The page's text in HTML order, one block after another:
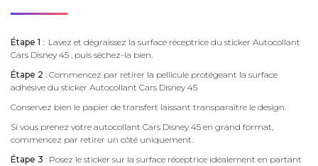
Étape 1 : Lavez et dégraissez la surface réceptrice du sticker Autocollant
Cars Disney 45 , puis séchez-la bien.
Étape 2 : Commencez par retirer la pellicule protégeant la surface
adhésive du sticker Autocollant Cars Disney 45
Conservez bien le papier de transfert laissant transparaître le design.
Si vous prenez votre autocollant Cars Disney 45 en grand format,
commencez par retirer un côté uniquement.
Étape 3 : Posez le sticker sur la surface réceptrice idéalement en partant